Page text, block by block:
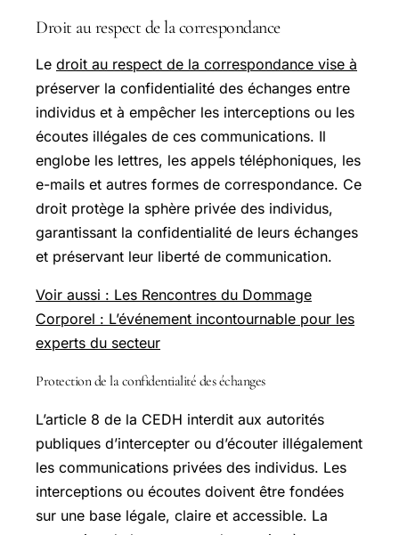
Droit au respect de la correspondance
Le droit au respect de la correspondance vise à
préserver la confidentialité des échanges entre
individus et à empêcher les interceptions ou les
écoutes illégales de ces communications. Il
englobe les lettres, les appels téléphoniques, les
e-mails et autres formes de correspondance. Ce
droit protège la sphère privée des individus,
garantissant la confidentialité de leurs échanges
et préservant leur liberté de communication.
Voir aussi : Les Rencontres du Dommage
Corporel : L’événement incontournable pour les
experts du secteur
Protection de la confidentialité des échanges
L’article 8 de la CEDH interdit aux autorités
publiques d’intercepter ou d’écouter illégalement
les communications privées des individus. Les
interceptions ou écoutes doivent être fondées
sur une base légale, claire et accessible. La